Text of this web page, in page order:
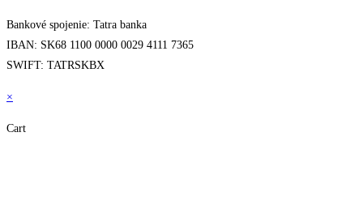
Bankové spojenie: Tatra banka
IBAN: SK68 1100 0000 0029 4111 7365
SWIFT: TATRSKBX
×
Cart